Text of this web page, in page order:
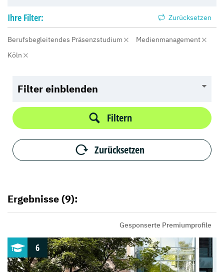
Ihre Filter: Zurücksetzen
Berufsbegleitendes Präsenzstudium
Medienmanagement
Köln
Filter einblenden
Filtern
Zurücksetzen
Ergebnisse (9):
Gesponserte Premiumprofile
6